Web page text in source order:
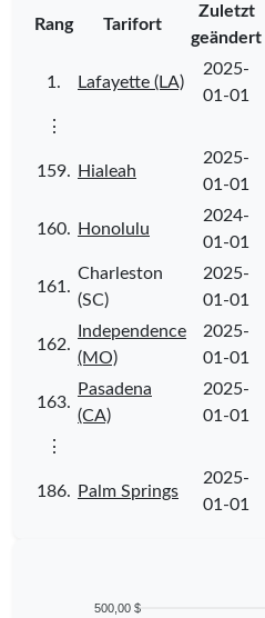
Rang Tarifort
Zuletzt
geändert
1. Lafayette (LA)
2025-
01-01
⋮
159. Hialeah
2025-
01-01
160. Honolulu
2024-
01-01
161.
Charleston
(SC)
2025-
01-01
162.
Independence
(MO)
2025-
01-01
163.
Pasadena
(CA)
2025-
01-01
⋮
186. Palm Springs
2025-
01-01
500,00 $